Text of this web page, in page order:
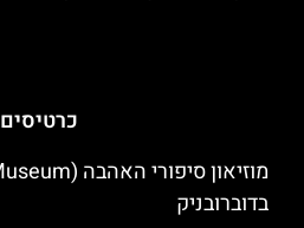
כרטיסים
בדוברובניק